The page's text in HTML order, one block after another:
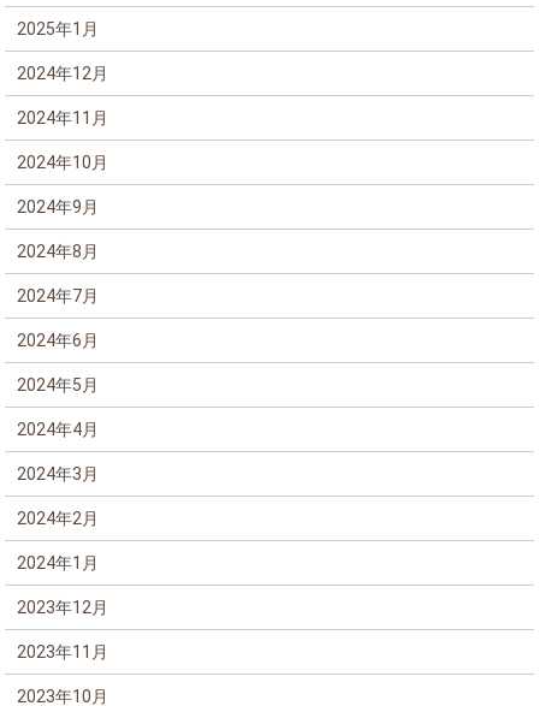
2025年1月
2024年12月
2024年11月
2024年10月
2024年9月
2024年8月
2024年7月
2024年6月
2024年5月
2024年4月
2024年3月
2024年2月
2024年1月
2023年12月
2023年11月
2023年10月